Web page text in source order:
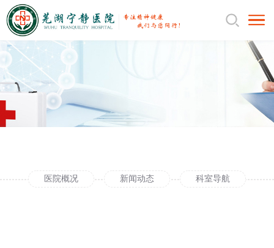
医院概况 新闻动态 科室导航